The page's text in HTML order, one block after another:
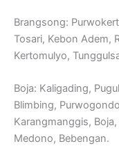
Brangsong:
Tosari, Kebon Adem,
Kertomulyo,
Boja: Kaligading,
Blimbing,
Karangmanggis,
Medono, Bebengan.